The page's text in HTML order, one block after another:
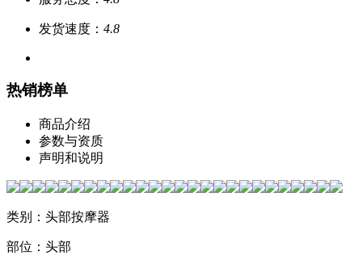
发货速度： 4.8
热销榜单
商品介绍
参数与资质
声明和说明
类别：头部按摩器
部位：头部